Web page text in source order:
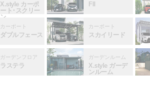
X.style カーポ
ート･スクリー
ン
FII
カーポート
ダブルフェース
カーポート
スカイリード
ガーデンフロア
ラステラ
ガーデンルーム
X.style ガーデ
ンルーム